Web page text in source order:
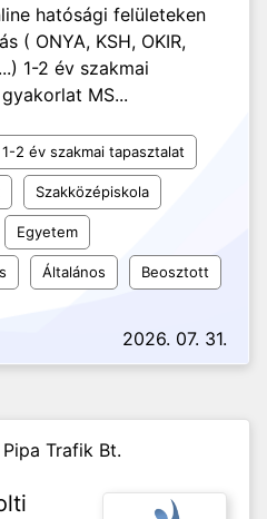
hatósági felületeken
( ONYA, KSH, OKIR,
1-2 év szakmai
MS...
1-2 év szakmai tapasztalat
Szakközépiskola
Egyetem
Általános Beosztott
2026. 07. 31.
Pipa Trafik Bt.